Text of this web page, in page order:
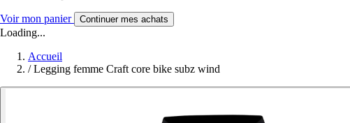
Voir mon panier Continuer mes achats
Loading...
Accueil
/ Legging femme Craft core bike subz wind